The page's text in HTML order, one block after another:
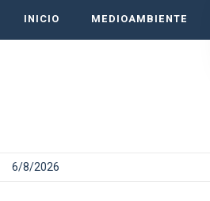
INICIO MEDIOAMBIENTE
6/8/2026